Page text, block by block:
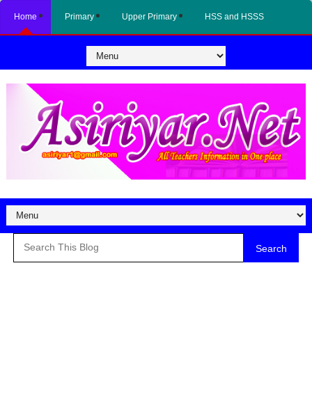
Home Primary Upper Primary HSS and HSSS
Search